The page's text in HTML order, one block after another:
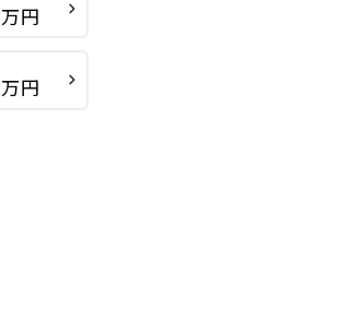
万円
万円